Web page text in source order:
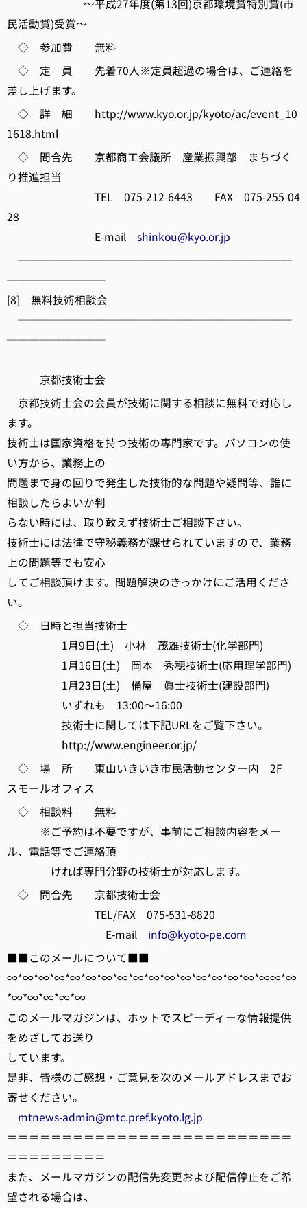
～平成27年度(第13回)京都環境賞特別賞(市
民活動賞)受賞～
◇ 参加費 無料
◇ 定 員 先着70人※定員超過の場合は、ご連絡を
差し上げます。
◇ 詳 細 http://www.kyo.or.jp/kyoto/ac/event_10
1618.html
◇ 問合先 京都商工会議所 産業振興部 まちづく
り推進担当
TEL 075-212-6443 FAX 075-255-04
28
E-mail shinkou@kyo.or.jp
─────────────────────────
─────────
[8] 無料技術相談会
─────────────────────────
─────────
京都技術士会
京都技術士会の会員が技術に関する相談に無料で対応し
ます。
技術士は国家資格を持つ技術の専門家です。パソコンの使
い方から、業務上の
問題まで身の回りで発生した技術的な問題や疑問等、誰に
相談したらよいか判
らない時には、取り敢えず技術士ご相談下さい。
技術士には法律で守秘義務が課せられていますので、業務
上の問題等でも安心
してご相談頂けます。問題解決のきっかけにご活用くださ
い。
◇ 日時と担当技術士
1月9日(土) 小林 茂雄技術士(化学部門)
1月16日(土) 岡本 秀穂技術士(応用理学部門)
1月23日(土) 桶屋 眞士技術士(建設部門)
いずれも 13:00～16:00
技術士に関しては下記URLをご覧下さい。
http://www.engineer.or.jp/
◇ 場 所 東山いきいき市民活動センター内 2F
スモールオフィス
◇ 相談料 無料
※ご予約は不要ですが、事前にご相談内容をメー
ル、電話等でご連絡頂
ければ専門分野の技術士が対応します。
◇ 問合先 京都技術士会
TEL/FAX 075-531-8820
E-mail info@kyoto-pe.com
■■このメールについて■■
∞*∞*∞*∞*∞*∞*∞*∞*∞*∞*∞*∞*∞*∞*∞*∞*∞∞*∞
*∞*∞*∞*∞*∞
このメールマガジンは、ホットでスピーディーな情報提供
をめざしてお送り
しています。
是非、皆様のご感想・ご意見を次のメールアドレスまでお
寄せください。
mtnews-admin@mtc.pref.kyoto.lg.jp
＝＝＝＝＝＝＝＝＝＝＝＝＝＝＝＝＝＝＝＝＝＝＝＝＝＝
＝＝＝＝＝＝＝＝＝
また、メールマガジンの配信先変更および配信停止をご希
望される場合は、